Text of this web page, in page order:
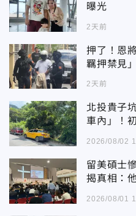
曝光
2天前
押了！恩
羈押禁見」
2天前
北投貴子
車內」！
2026/08/02
留美碩士
揭真相：
2026/08/01